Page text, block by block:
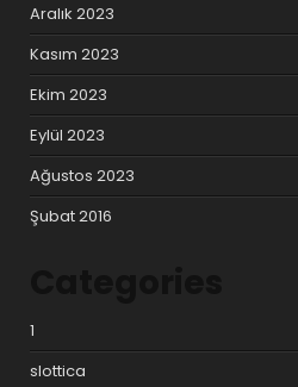
Aralık 2023
Kasım 2023
Ekim 2023
Eylül 2023
Ağustos 2023
Şubat 2016
1
slottica